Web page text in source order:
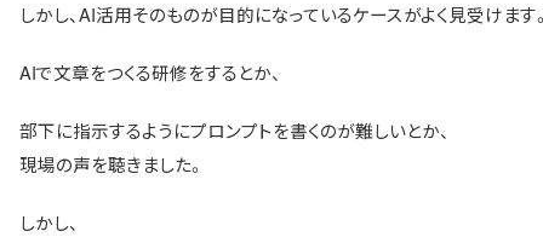
しかし、AI活用そのものが目的になっているケースがよく見受けます
AIで文章をつくる研修をするとか、
部下に指示するようにプロンプトを書くのが難しいとか、
現場の声を聴きました。
しかし、